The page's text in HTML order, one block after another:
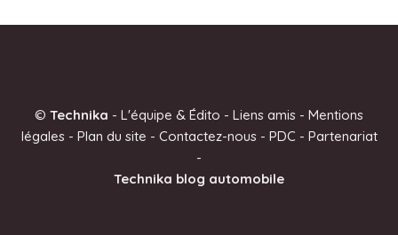
© Technika - L'équipe & Édito - Liens amis - Mentions
légales- Plan du site - Contactez-nous- PDC - Partenariat
-
Technika blog automobile